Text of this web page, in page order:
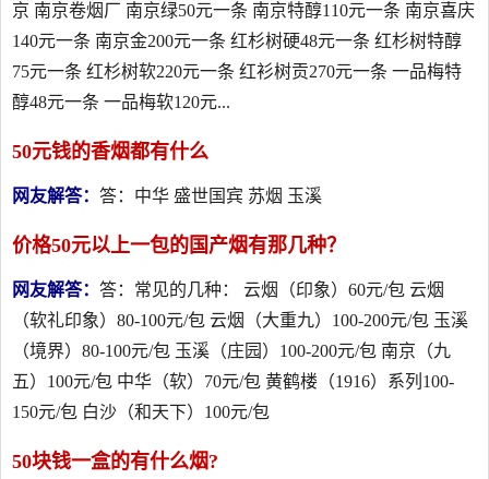
京 南京卷烟厂 南京绿50元一条 南京特醇110元一条 南京喜庆
140元一条 南京金200元一条 红杉树硬48元一条 红杉树特醇
75元一条 红杉树软220元一条 红衫树贡270元一条 一品梅特
醇48元一条 一品梅软120元...
50元钱的香烟都有什么
网友解答： 答：中华 盛世国宾 苏烟 玉溪
价格50元以上一包的国产烟有那几种？
网友解答： 答：常见的几种： 云烟（印象）60元/包 云烟
（软礼印象）80-100元/包 云烟（大重九）100-200元/包 玉溪
（境界）80-100元/包 玉溪（庄园）100-200元/包 南京（九
五）100元/包 中华（软）70元/包 黄鹤楼（1916）系列100-
150元/包 白沙（和天下）100元/包
50块钱一盒的有什么烟?